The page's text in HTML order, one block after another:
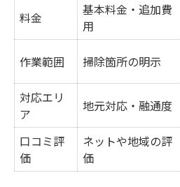
相場を知って損しな
サービスごとの料金
岡山で安くて安心な
相場を活用した見積
サービス内容と口コミを
サービス内容別ハウ
口コミ評価でわかる
料金
基本料金・追加費
用
作業範囲 掃除箇所の明示
対応エリ
ア
地元対応・融通度
口コミ評
価
ネットや地域の評
価